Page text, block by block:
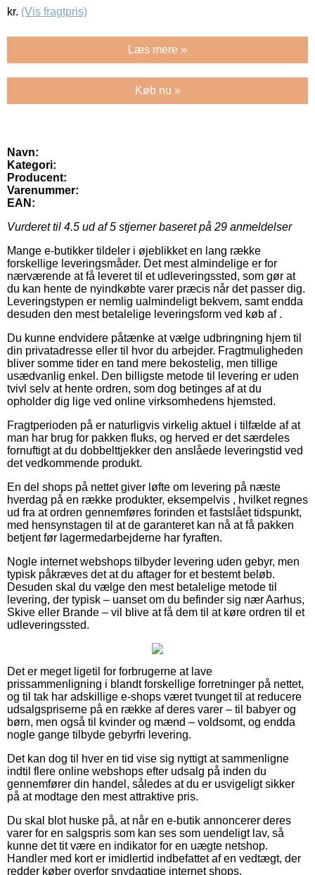
kr. (Vis fragtpris)
Læs mere »
Køb nu »
Navn:
Kategori:
Producent:
Varenummer:
EAN:
Vurderet til 4.5 ud af 5 stjerner baseret på 29 anmeldelser
Mange e-butikker tildeler i øjeblikket en lang række
forskellige leveringsmåder. Det mest almindelige er for
nærværende at få leveret til et udleveringssted, som gør at
du kan hente de nyindkøbte varer præcis når det passer dig.
Leveringstypen er nemlig ualmindeligt bekvem, samt endda
desuden den mest betalelige leveringsform ved køb af .
Du kunne endvidere påtænke at vælge udbringning hjem til
din privatadresse eller til hvor du arbejder. Fragtmuligheden
bliver somme tider en tand mere bekostelig, men tillige
usædvanlig enkel. Den billigste metode til levering er uden
tvivl selv at hente ordren, som dog betinges af at du
opholder dig lige ved online virksomhedens hjemsted.
Fragtperioden på er naturligvis virkelig aktuel i tilfælde af at
man har brug for pakken fluks, og herved er det særdeles
fornuftigt at du dobbelttjekker den anslåede leveringstid ved
det vedkommende produkt.
En del shops på nettet giver løfte om levering på næste
hverdag på en række produkter, eksempelvis , hvilket regnes
ud fra at ordren gennemføres forinden et fastslået tidspunkt,
med hensynstagen til at de garanteret kan nå at få pakken
betjent før lagermedarbejderne har fyraften.
Nogle internet webshops tilbyder levering uden gebyr, men
typisk påkræves det at du aftager for et bestemt beløb.
Desuden skal du vælge den mest betalelige metode til
levering, der typisk – uanset om du befinder sig nær Aarhus,
Skive eller Brande – vil blive at få dem til at køre ordren til et
udleveringssted.
Det er meget ligetil for forbrugerne at lave
prissammenligning i blandt forskellige forretninger på nettet,
og til tak har adskillige e-shops været tvunget til at reducere
udsalgspriserne på en række af deres varer – til babyer og
børn, men også til kvinder og mænd – voldsomt, og endda
nogle gange tilbyde gebyrfri levering.
Det kan dog til hver en tid vise sig nyttigt at sammenligne
indtil flere online webshops efter udsalg på inden du
gennemfører din handel, således at du er usvigeligt sikker
på at modtage den mest attraktive pris.
Du skal blot huske på, at når en e-butik annoncerer deres
varer for en salgspris som kan ses som uendeligt lav, så
kunne det tit være en indikator for en uægte netshop.
Handler med kort er imidlertid indbefattet af en vedtægt, der
redder køber overfor snydagtige internet shops.